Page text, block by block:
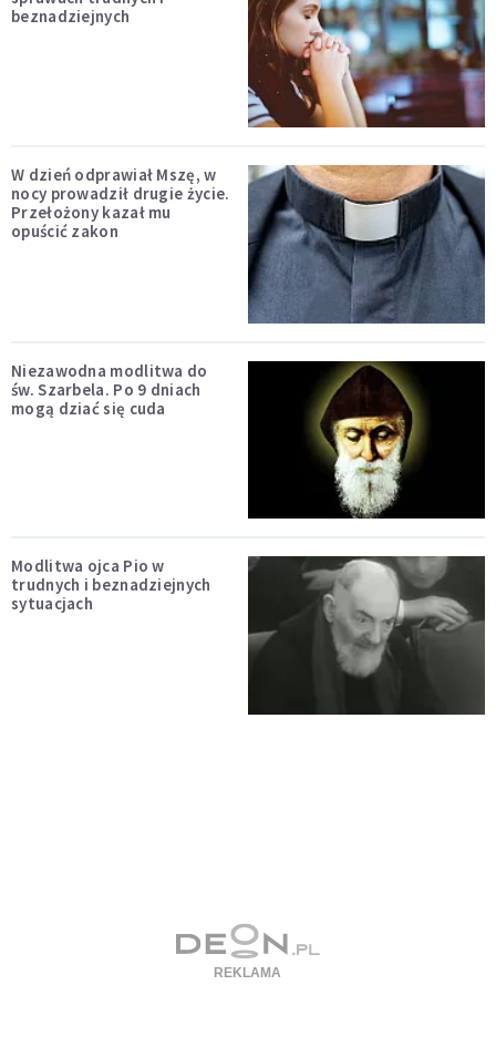
beznadziejnych
W dzień odprawiał Mszę, w
nocy prowadził drugie życie.
Przełożony kazał mu
opuścić zakon
Niezawodna modlitwa do
św. Szarbela. Po 9 dniach
mogą dziać się cuda
Modlitwa ojca Pio w
trudnych i beznadziejnych
sytuacjach